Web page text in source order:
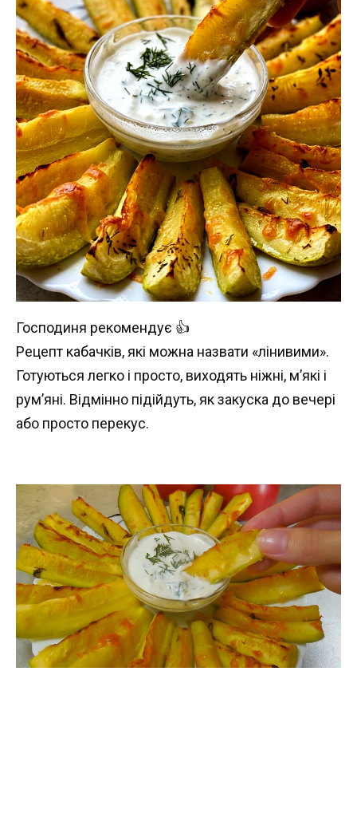
Господиня рекомендує 👍
Рецепт кабачків, які можна назвати «лінивими».
Готуються легко і просто, виходять ніжні, м’які і
рум’яні. Відмінно підійдуть, як закуска до вечері
або просто перекус.